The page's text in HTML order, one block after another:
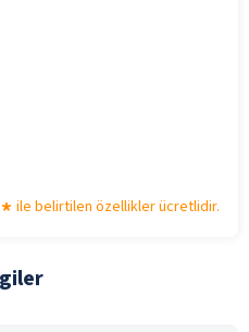
ile belirtilen özellikler ücretlidir.